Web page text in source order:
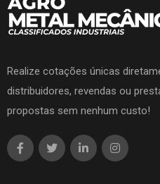
Realize cotações únicas
distribuidores, revendas ou
propostas sem nenhum custo!